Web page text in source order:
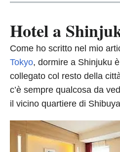
Hotel a
Come ho scritto nel mio
Tokyo, dormire a Shinjuku
collegato col resto della
c’è sempre qualcosa da
il vicino quartiere di